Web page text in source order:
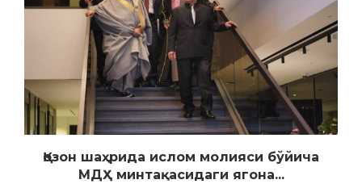
Қозон шаҳрида ислом молияси бўйича
МДҲ минтақасидаги ягона...